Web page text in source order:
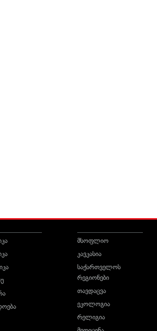
მსოფლიო
კავკასია
საქართველოს
რეგიონები
თავდაცვა
ეკოლოგია
რელიგია